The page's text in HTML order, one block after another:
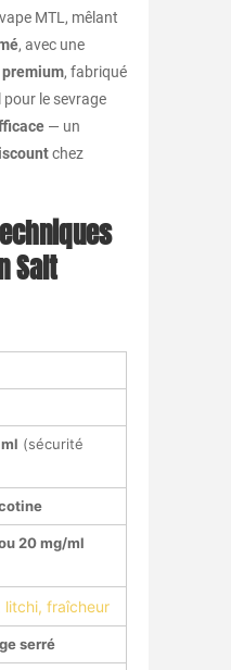
MTL, mêlant
, avec une
, fabriqué
pour le sevrage
— un
chez
Salt
(sécurité
20 mg/ml
litchi, fraîcheur
serré